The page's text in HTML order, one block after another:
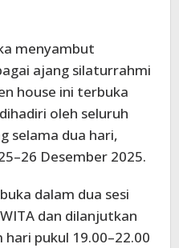
menyambut
ajang silaturrahmi
house ini terbuka
oleh seluruh
selama dua hari,
Desember 2025.
dalam dua sesi
dan dilanjutkan
pukul 19.00–22.00